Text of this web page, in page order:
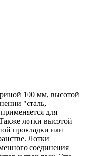
100 мм, высотой
"сталь,
для
лотки высотой
прокладки или
Лотки
соединения